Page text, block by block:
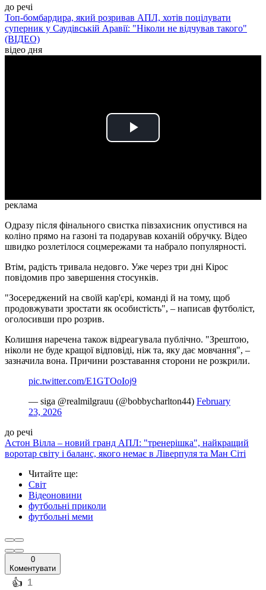
до речі
Топ-бомбардира, який розривав АПЛ, хотів поцілувати
суперник у Саудівській Аравії: "Ніколи не відчував такого"
(ВІДЕО)
відео дня
Play
реклама
Одразу після фінального свистка півзахисник опустився на
коліно прямо на газоні та подарував коханій обручку. Відео
швидко розлетілося соцмережами та набрало популярності.
Втім, радість тривала недовго. Уже через три дні Кірос
повідомив про завершення стосунків.
"Зосереджений на своїй кар'єрі, команді й на тому, щоб
продовжувати зростати як особистість", – написав футболіст,
оголосивши про розрив.
Колишня наречена також відреагувала публічно. "Зрештою,
ніколи не буде кращої відповіді, ніж та, яку дає мовчання", –
зазначила вона. Причини розставання сторони не розкрили.
pic.twitter.com/E1GTOoIoj9
— siga @realmilgrauu (@bobbycharlton44) February
23, 2026
до речі
Астон Вілла – новий гранд АПЛ: "тренерішка", найкращий
воротар світу і баланс, якого немає в Ліверпуля та Ман Сіті
Читайте ще:
Світ
Відеоновини
футбольні приколи
футбольні меми
0
Коментувати
️👍 1